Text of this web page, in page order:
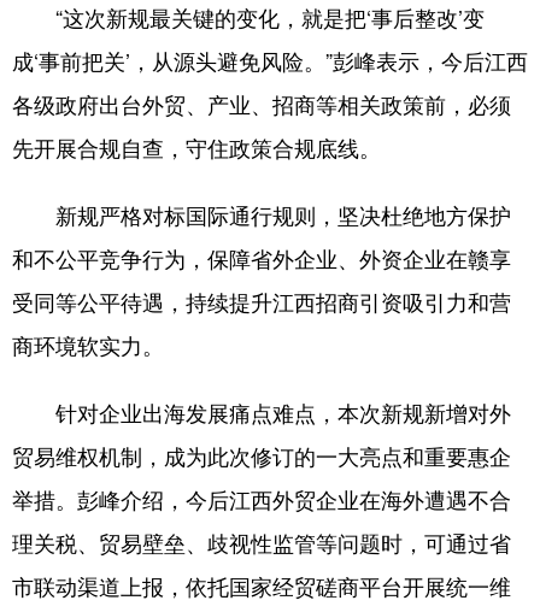
山东 河南 湖北 湖南
广东 广西 海南 重庆
四川 贵州 云南 西藏
陕西 甘肃 青海
新疆 内蒙古 黑龙江
多语种频道
English
Русский язык 日本語 한국어
Deutsch Português
“这次新规最关键的变化，就是把‘事后整改’变
成‘事前把关’，从源头避免风险。”彭峰表示，今后江西
各级政府出台外贸、产业、招商等相关政策前，必须
先开展合规自查，守住政策合规底线。
新规严格对标国际通行规则，坚决杜绝地方保护
和不公平竞争行为，保障省外企业、外资企业在赣享
受同等公平待遇，持续提升江西招商引资吸引力和营
商环境软实力。
针对企业出海发展痛点难点，本次新规新增对外
贸易维权机制，成为此次修订的一大亮点和重要惠企
举措。彭峰介绍，今后江西外贸企业在海外遭遇不合
理关税、贸易壁垒、歧视性监管等问题时，可通过省
市联动渠道上报，依托国家经贸磋商平台开展统一维